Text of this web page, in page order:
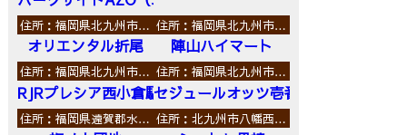
住所：福岡県北九州市…
オリエンタル折尾
住所：福岡県北九州市…
陣山ハイマート
住所：福岡県北九州市…
RJRプレシア西小倉駅前
住所：福岡県北九州市…
セジュールオッツ壱番館
住所：福岡県遠賀郡水… 住所：北九州市八幡西…